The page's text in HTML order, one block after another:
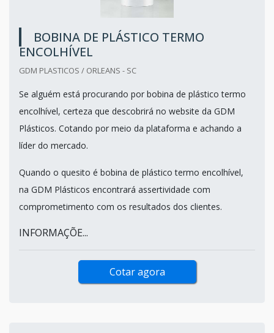
BOBINA DE PLÁSTICO TERMO
ENCOLHÍVEL
GDM PLASTICOS / ORLEANS - SC
Se alguém está procurando por bobina de plástico termo
encolhível, certeza que descobrirá no website da GDM
Plásticos. Cotando por meio da plataforma e achando a
líder do mercado.
Quando o quesito é bobina de plástico termo encolhível,
na GDM Plásticos encontrará assertividade com
comprometimento com os resultados dos clientes.
INFORMAÇÕE...
Cotar agora